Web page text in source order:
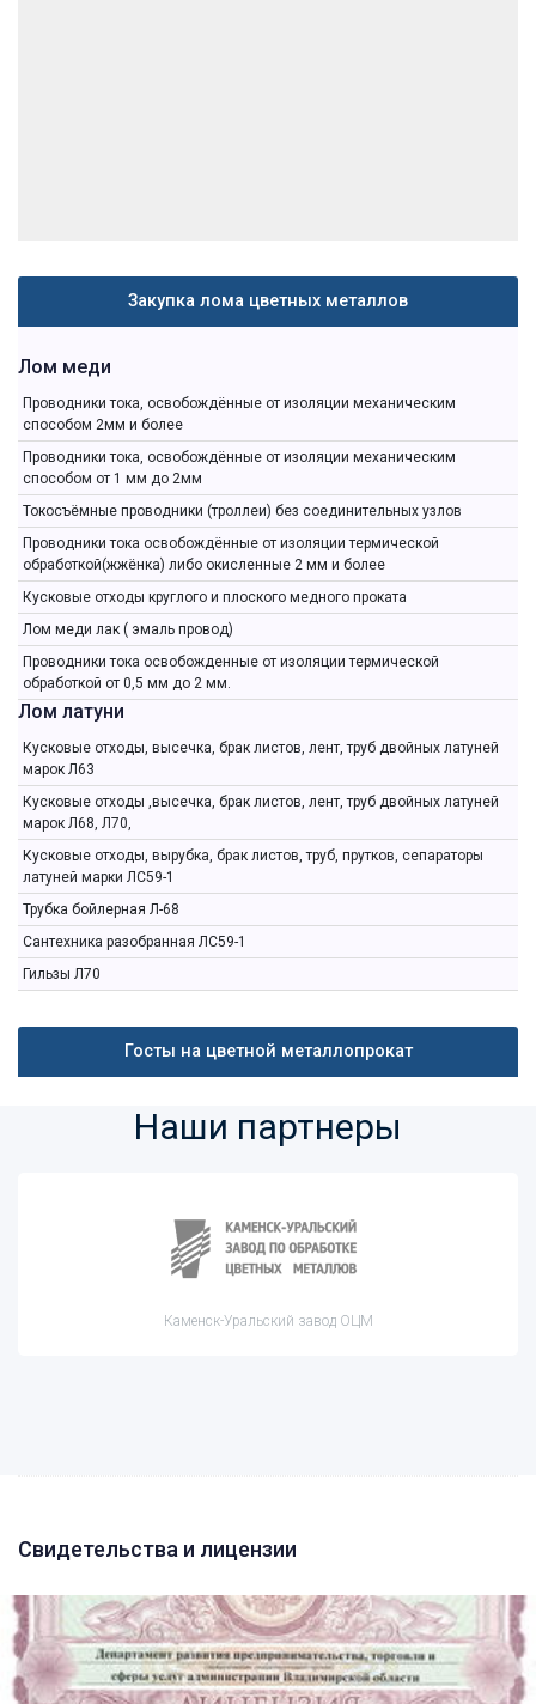
Закупка лома цветных металлов
Лом меди
Проводники тока, освобождённые от изоляции механическим
способом 2мм и более
Проводники тока, освобождённые от изоляции механическим
способом от 1 мм до 2мм
Токосъёмные проводники (троллеи) без соединительных узлов
Проводники тока освобождённые от изоляции термической
обработкой(жжёнка) либо окисленные 2 мм и более
Кусковые отходы круглого и плоского медного проката
Лом меди лак ( эмаль провод)
Проводники тока освобожденные от изоляции термической
обработкой от 0,5 мм до 2 мм.
Лом латуни
Кусковые отходы, высечка, брак листов, лент, труб двойных латуней
марок Л63
Кусковые отходы ,высечка, брак листов, лент, труб двойных латуней
марок Л68, Л70,
Кусковые отходы, вырубка, брак листов, труб, прутков, сепараторы
латуней марки ЛС59-1
Трубка бойлерная Л-68
Сантехника разобранная ЛС59-1
Гильзы Л70
Госты на цветной металлопрокат
Наши партнеры
Каменск-Уральский завод ОЦМ
Свидетельства и лицензии